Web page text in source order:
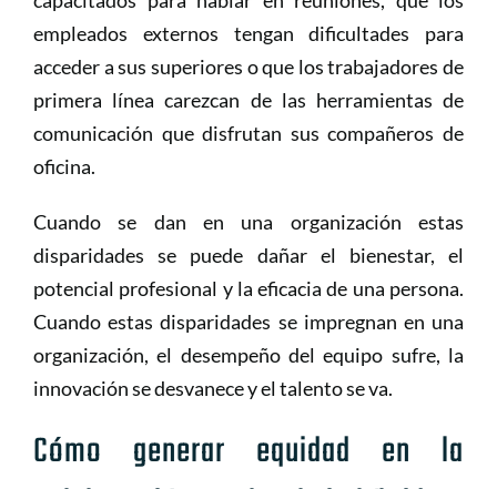
empleados externos tengan dificultades para
acceder a sus superiores o que los trabajadores de
primera línea carezcan de las herramientas de
comunicación que disfrutan sus compañeros de
oficina.
Cuando se dan en una organización estas
disparidades se puede dañar el bienestar, el
potencial profesional y la eficacia de una persona.
Cuando estas disparidades se impregnan en una
organización, el desempeño del equipo sufre, la
innovación se desvanece y el talento se va.
Cómo generar equidad en la